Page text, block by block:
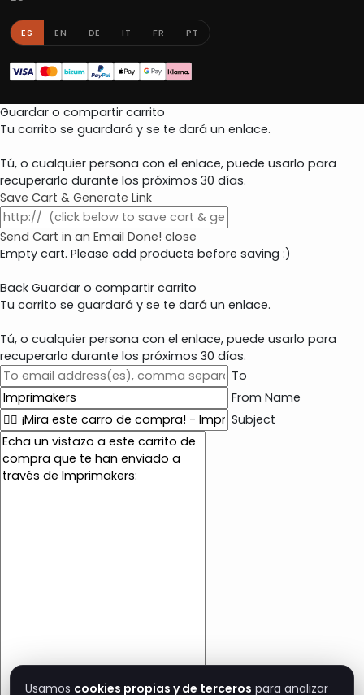
ES EN DE IT FR PT
Guardar o compartir carrito
Tu carrito se guardará y se te dará un enlace.
Tú, o cualquier persona con el enlace, puede usarlo para
recuperarlo durante los próximos 30 días.
Save Cart & Generate Link
Send Cart in an Email Done! close
Empty cart. Please add products before saving :)
Back Guardar o compartir carrito
Tu carrito se guardará y se te dará un enlace.
Tú, o cualquier persona con el enlace, puede usarlo para
recuperarlo durante los próximos 30 días.
To
From Name
Subject
E
m
a
Usamos cookies propias y de terceros para analizar